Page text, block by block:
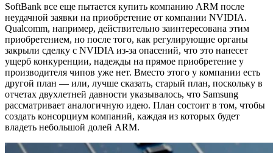
SoftBank все еще пытается купить компанию ARM после
неудачной заявки на приобретение от компании NVIDIA.
Qualcomm, например, действительно заинтересована этим
приобретением, но после того, как регулирующие органы
закрыли сделку с NVIDIA из-за опасений, что это нанесет
ущерб конкуренции, надежды на прямое приобретение у
производителя чипов уже нет. Вместо этого у компании есть
другой план — или, лучше сказать, старый план, поскольку в
отчетах двухлетней давности указывалось, что Samsung
рассматривает аналогичную идею. План состоит в том, чтобы
создать консорциум компаний, каждая из которых будет
владеть небольшой долей ARM.